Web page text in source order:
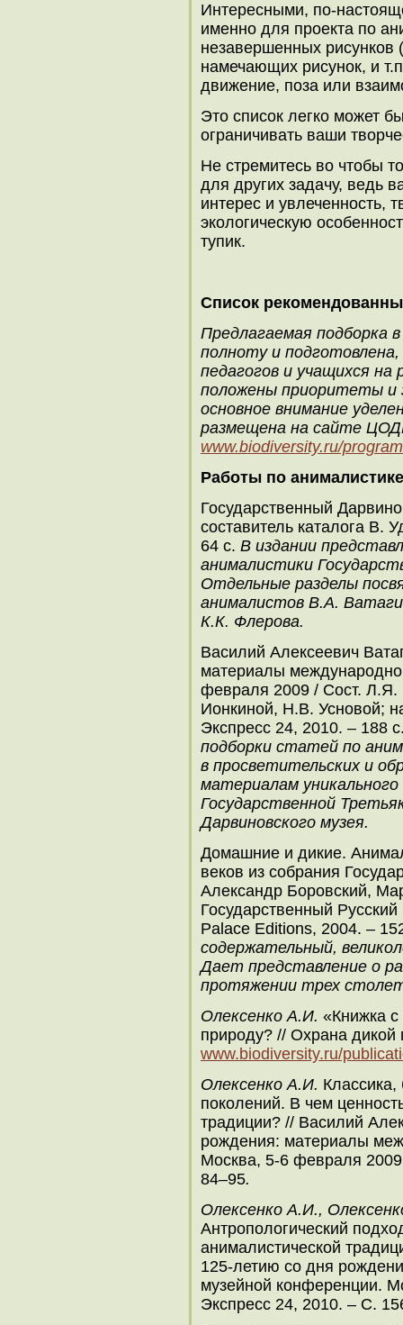
Интересными, по-
именно для проекта по
незавершенных рисунков
намечающих рисунок, и
движение, поза или
Это список легко может
ограничивать ваши
Не стремитесь во чтобы
для других задачу, ведь
интерес и увлеченность,
экологическую
тупик.
Список
Предлагаемая подборка
полноту и
педагогов и учащихся на
положены приоритеты и
основное внимание
размещена на сайте
www.biodiversity.ru/
Работы по анималистике
Государственный
составитель каталога В.
64 с. В издании
анималистики
Отдельные разделы
анималистов В.А.
К.К. Флерова.
Василий Алексеевич
материалы
февраля 2009 / Сост. Л.Я.
Ионкиной, Н.В. Усновой;
Экспресс 24, 2010. – 188
подборки статей по
в просветительских и
материалам
Государственной
Дарвиновского музея.
Домашние и дикие.
веков из собрания
Александр Боровский,
Государственный
Palace Editions, 2004. –
содержательный,
Дает представление о
протяжении трех
Олексенко А.И. «Книжка с
природу? // Охрана
www.biodiversity.ru/
Олексенко А.И. Классика,
поколений. В чем
традиции? // Василий
рождения: материалы
Москва, 5-6 февраля
84–95.
Олексенко А.И.,
Антропологический
анималистической
125-летию со дня
музейной конференции.
Экспресс 24, 2010. – С.